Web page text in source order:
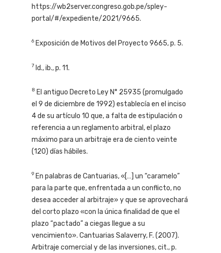
https://wb2server.congreso.gob.pe/spley-
portal/#/expediente/2021/9665.
6 Exposición de Motivos del Proyecto 9665, p. 5.
7 Id., ib., p. 11.
8 El antiguo Decreto Ley N° 25935 (promulgado
el 9 de diciembre de 1992) establecía en el inciso
4 de su artículo 10 que, a falta de estipulación o
referencia a un reglamento arbitral, el plazo
máximo para un arbitraje era de ciento veinte
(120) días hábiles.
9 En palabras de Cantuarias, «[…] un “caramelo”
para la parte que, enfrentada a un conflicto, no
desea acceder al arbitraje» y que se aprovechará
del corto plazo «con la única finalidad de que el
plazo “pactado” a ciegas llegue a su
vencimiento». Cantuarias Salaverry, F. (2007).
Arbitraje comercial y de las inversiones, cit., p.